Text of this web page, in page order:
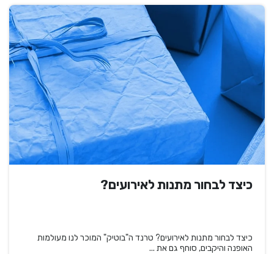
כיצד לבחור מתנות לאירועים?
כיצד לבחור מתנות לאירועים? טרנד ה"בוטיק" המוכר לנו מעולמות
האופנה והיקבים, סוחף גם את ...